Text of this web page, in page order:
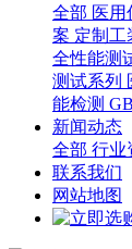
全部 医用
案 定制工
全性能测
测试系列
能检测
新闻动态
全部 行业
联系我们
网站地图